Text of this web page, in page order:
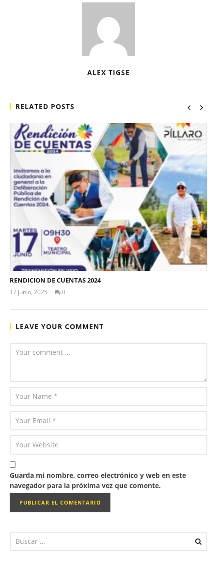
ALEX TIGSE
RELATED POSTS
RENDICION DE CUENTAS 2024
17 junio, 2025
Valle
0
LEAVE YOUR COMMENT
Guarda mi nombre, correo electrónico y web en este
navegador para la próxima vez que comente.